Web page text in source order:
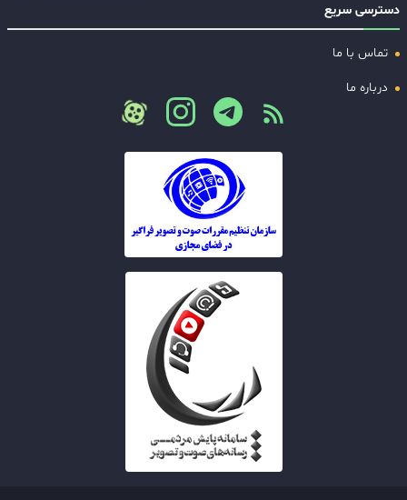
دسترسی سریع
تماس با ما
درباره ما